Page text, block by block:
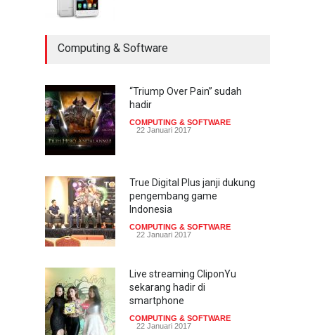
Computing & Software
“Triump Over Pain” sudah
hadir
COMPUTING & SOFTWARE
22 Januari 2017
True Digital Plus janji dukung
pengembang game
Indonesia
COMPUTING & SOFTWARE
22 Januari 2017
Live streaming CliponYu
sekarang hadir di
smartphone
COMPUTING & SOFTWARE
22 Januari 2017